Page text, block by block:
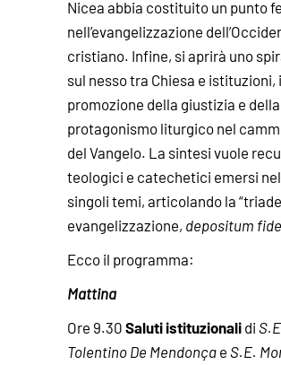
Nicea abbia costituito un punto
nell’evangelizzazione
cristiano. Infine, si aprirà uno
sul nesso tra Chiesa e istituzioni,
promozione della giustizia e
protagonismo liturgico nel
del Vangelo. La sintesi vuole
teologici e catechetici emersi
singoli temi, articolando la
evangelizzazione, depositum
Ecco il programma:
Mattina
Ore 9.30Saluti istituzionalidi
Tolentino De Mendonçae S.E.